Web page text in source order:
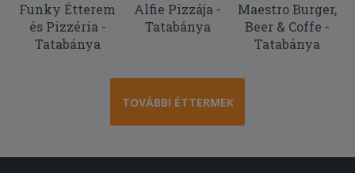
2025-12-06 - Balázs:
Isteni a burgundi vadragu!!!
Még meg se kaptam de már most
értékelhetem de azt hogy mikor ér ide
Funky Étterem
és Pizzéria -
Tatabánya
Alfie Pizzája -
Tatabánya
Maestro Burger,
Beer & Coffe -
Tatabánya
TOVÁBBI ÉTTERMEK